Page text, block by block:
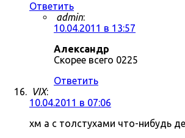
Ответить
admin:
10.04.2011 в 13:57
Александр
Скорее всего 0225
Ответить
VIX:
10.04.2011 в 07:06
хм а с толстухами что-нибудь